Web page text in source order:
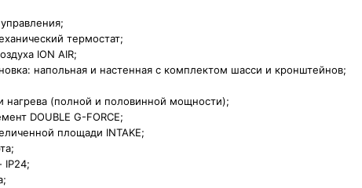
термостат;
ION AIR;
напольная и настенная с комплектом шасси и кронштейнов;
нагрева (полной и половинной мощности);
DOUBLE G-FORCE;
площади INTAKE;
IP24;